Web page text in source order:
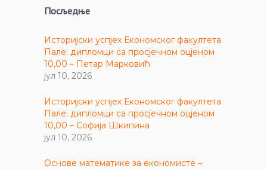
Посљедње
Историјски успјех Економског факултета
Пале: дипломци са просјечном оцјеном
10,00 – Петар Марковић
јул 10, 2026
Историјски успјех Економског факултета
Пале: дипломци са просјечном оцјеном
10,00 – Софија Шкипина
јул 10, 2026
Основе математике за економисте –